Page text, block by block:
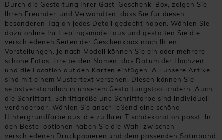
Durch die Gestaltung Ihrer Gast-Geschenk-Box, zeigen Sie
Ihren Freunden und Verwandten, dass Sie für diesen
besonderen Tag an jedes Detail gedacht haben. Wählen Sie
dazu online Ihr Lieblingsmodell aus und gestalten Sie die
verschiedenen Seiten der Geschenkbox nach Ihren
Vorstellungen. Je nach Modell können Sie ein oder mehrere
schöne Fotos, Ihre beiden Namen, das Datum der Hochzeit
und die Location auf den Karten einfügen. All unsere Artikel
sind mit einem Mustertext versehen. Diesen können Sie
selbstverständlich in unserem Gestaltungstool ändern. Auch
die Schriftart, Schriftgröße und Schriftfarbe sind individuell
veränderbar. Wählen Sie anschließend eine schöne
Hintergrundfarbe aus, die zu Ihrer Tischdekoration passt. In
den Bestelloptionen haben Sie die Wahl zwischen
verschiedenen Druckpapieren und dem passenden Satinband